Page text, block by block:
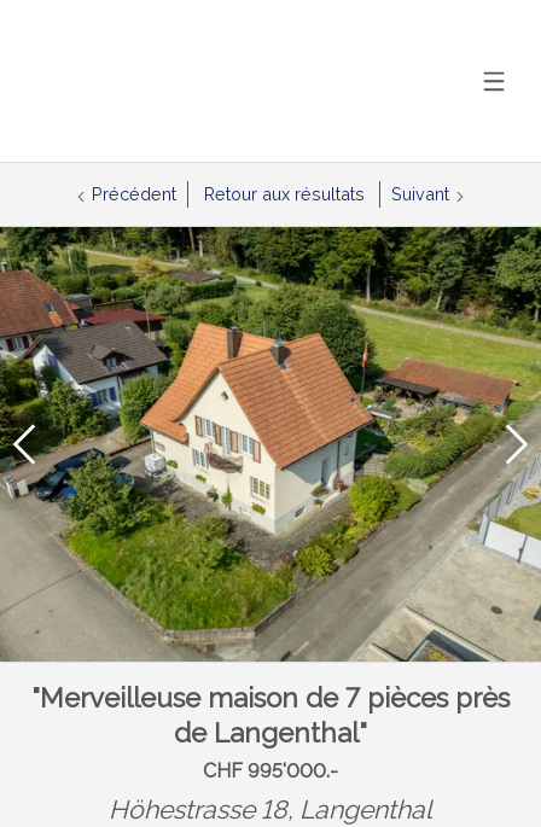
Précédent Retour aux résultats Suivant
"Merveilleuse maison de 7 pièces près
de Langenthal"
CHF 995'000.-
Höhestrasse 18, Langenthal